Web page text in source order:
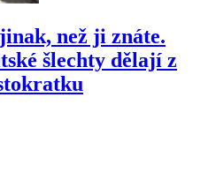
než ji znáte.
šlechty dělají z